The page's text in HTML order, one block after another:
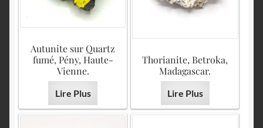
Autunite sur Quartz
fumé, Pény, Haute-
Vienne.
Lire Plus
Thorianite, Betroka,
Madagascar.
Lire Plus